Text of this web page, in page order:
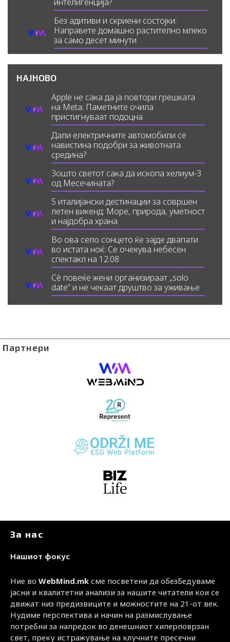
Без адитиви и скриени состојки:
Направете домашно растително млеко
за само десет минути
НАЈНОВО
Apple не сака да ја повтори грешката
на Meta: Паметните очила
пристигнуваат подоцна
Дали електричните автомобили се
навистина подобри за животната
средина?
Зошто светот сака да ископа хелиум-3
од Месечината?
5 италијански дестинации за совршен
летен викенд: Море, природа, уметност
и најдобра храна
Во ова село сонцето ќе зајде двапати
во истата ноќ: Се очекува небесен
спектакл на 12.08
Сè повеќе жени организираат „solo
date“ и не чекаат друштво за уживање
Партнери
За нас
Нашиот фокус
Ние во WebMind.mk сме посветени да обезбедуваме
јасни и квалитетни анализи за нашите читатели кои се
движат низ предизвиците и можностите на 21-от век.
Нудиме перспектива и начин на размислување
потребни за напредок во денешниот хиперповрзан
свет, преку истражување на клучните пресечни